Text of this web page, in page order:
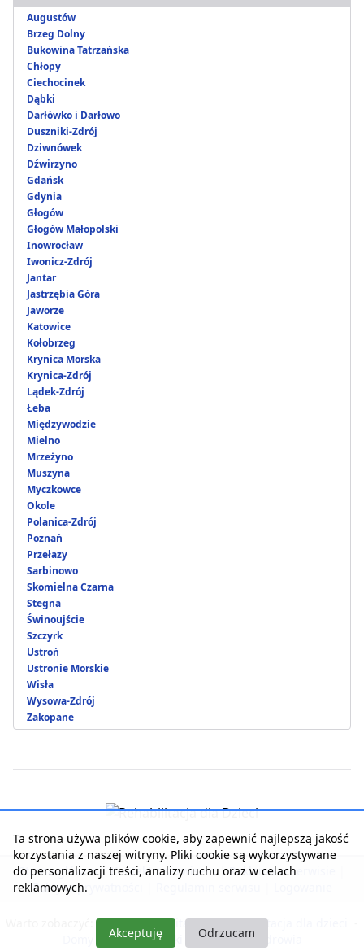
Augustów
Brzeg Dolny
Bukowina Tatrzańska
Chłopy
Ciechocinek
Dąbki
Darłówko i Darłowo
Duszniki-Zdrój
Dziwnówek
Dźwirzyno
Gdańsk
Gdynia
Głogów
Głogów Małopolski
Inowrocław
Iwonicz-Zdrój
Jantar
Jastrzębia Góra
Jaworze
Katowice
Kołobrzeg
Krynica Morska
Krynica-Zdrój
Lądek-Zdrój
Łeba
Międzywodzie
Mielno
Mrzeżyno
Muszyna
Myczkowce
Okole
Polanica-Zdrój
Poznań
Przełazy
Sarbinowo
Skomielna Czarna
Stegna
Świnoujście
Szczyrk
Ustroń
Ustronie Morskie
Wisła
Wysowa-Zdrój
Zakopane
Strona główna | Kontakt z serwisem | Reklama w serwisie
Polityka prywatności
Warto zobaczyć: Nasza rehabilitacja - Rehabilitacja dla dzieci
Domy Seniora i Opieki
Pobyty dla zdrowia
Ta strona używa plików cookie, aby zapewnić najlepszą jakość
korzystania z naszej witryny. Pliki cookie są wykorzystywane
do personalizacji treści, analizy ruchu oraz w celach
reklamowych.
Akceptuję Odrzucam